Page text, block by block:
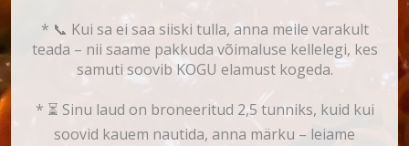
* 📞 Kui sa ei saa siiski tulla, anna meile varakult
teada – nii saame pakkuda võimaluse kellelegi, kes
samuti soovib KOGU elamust kogeda.
* ⏳ Sinu laud on broneeritud 2,5 tunniks, kuid kui
soovid kauem nautida, anna märku – leiame